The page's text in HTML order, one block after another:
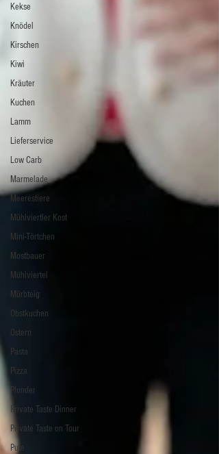
Kekse
Knödel
Kirschen
Kiwi
Kräuter
Kuchen
Lamm
Lieferservice
Low Carb
Marmelade
Meerestiere
Mühlviertler Kost
Mini-Törtchen
Mostbauer
Mühlviertel
Mürbteig
Obstkuchen
Ostern
Pasta
Pizza
Plunder
Private Taste Dinner
Private Taste on Tour
Pute